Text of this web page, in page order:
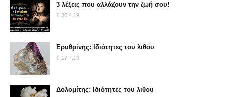
3 λέξεις που αλλάζουν την ζωή σου!
30.4.19
Ερυθρίνης: Ιδιότητες του λιθου
17.7.19
Δολομίτης: Ιδιότητες του λιθου